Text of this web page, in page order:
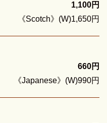
1,100円
《Scotch》(W)1,650円
660円
《Japanese》(W)990円